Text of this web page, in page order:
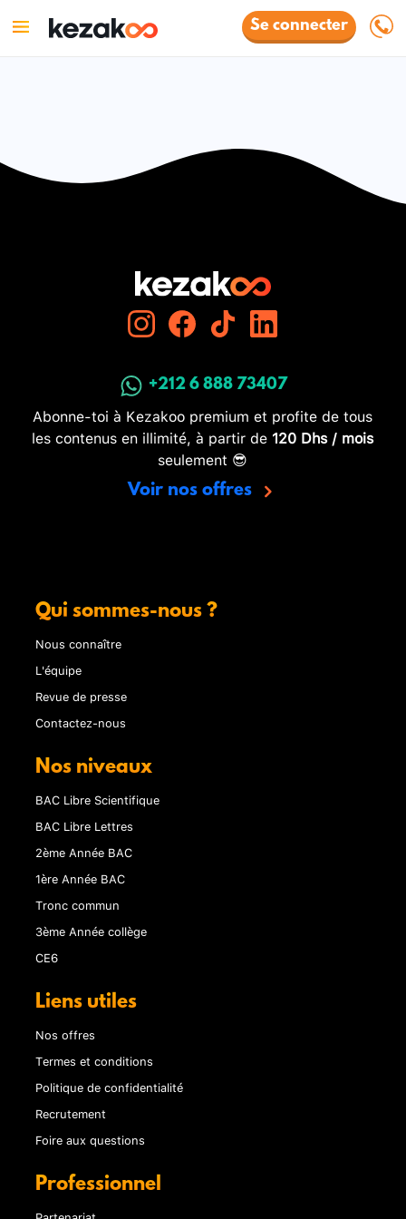
Se connecter
+212 6 888 73407
Abonne-toi à Kezakoo premium et profite de tous
les contenus en illimité, à partir de 120 Dhs / mois
seulement 😎
Voir nos offres
Qui sommes-nous ?
Nous connaître
L'équipe
Revue de presse
Contactez-nous
Nos niveaux
BAC Libre Scientifique
BAC Libre Lettres
2ème Année BAC
1ère Année BAC
Tronc commun
3ème Année collège
CE6
Liens utiles
Nos offres
Termes et conditions
Politique de confidentialité
Recrutement
Foire aux questions
Professionnel